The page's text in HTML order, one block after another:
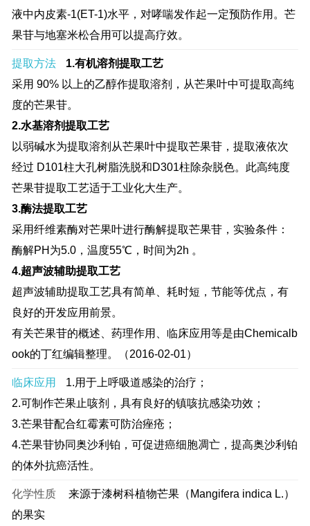
液中内皮素-1(ET-1)水平，对哮喘发作起一定预防作用。芒
果苷与地塞米松合用可以提高疗效。
提取方法
1.有机溶剂提取工艺
采用 90% 以上的乙醇作提取溶剂，从芒果叶中可提取高纯
度的芒果苷。
2.水基溶剂提取工艺
以弱碱水为提取溶剂从芒果叶中提取芒果苷，提取液依次
经过 D101柱大孔树脂洗脱和D301柱除杂脱色。此高纯度
芒果苷提取工艺适于工业化大生产。
3.酶法提取工艺
采用纤维素酶对芒果叶进行酶解提取芒果苷，实验条件：
酶解PH为5.0，温度55℃，时间为2h 。
4.超声波辅助提取工艺
超声波辅助提取工艺具有简单、耗时短，节能等优点，有
良好的开发应用前景。
有关芒果苷的概述、药理作用、临床应用等是由Chemicalb
ook的丁红编辑整理。（2016-02-01）
临床应用
1.用于上呼吸道感染的治疗；
2.可制作芒果止咳剂，具有良好的镇咳抗感染功效；
3.芒果苷配合红霉素可防治痤疮；
4.芒果苷协同奥沙利铂，可促进癌细胞凋亡，提高奥沙利铂
的体外抗癌活性。
化学性质
来源于漆树科植物芒果（Mangifera indica L.）
的果实